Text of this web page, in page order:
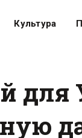
Культура